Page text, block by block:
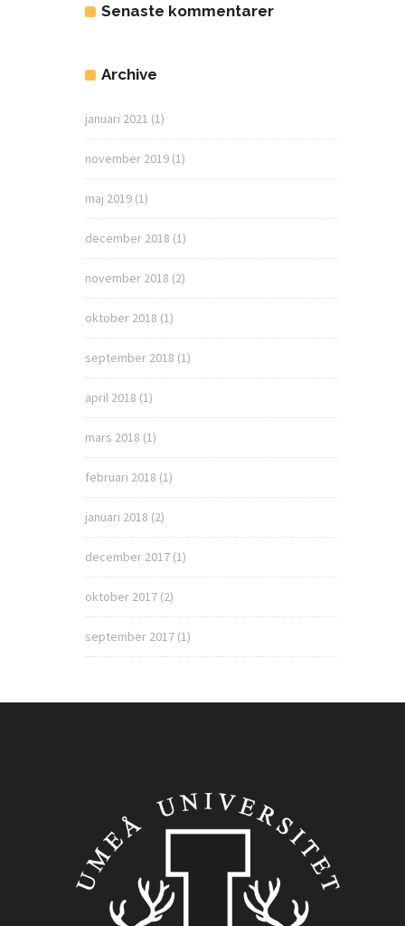
Senaste kommentarer
Archive
januari 2021 (1)
november 2019 (1)
maj 2019 (1)
december 2018 (1)
november 2018 (2)
oktober 2018 (1)
september 2018 (1)
april 2018 (1)
mars 2018 (1)
februari 2018 (1)
januari 2018 (2)
december 2017 (1)
oktober 2017 (2)
september 2017 (1)